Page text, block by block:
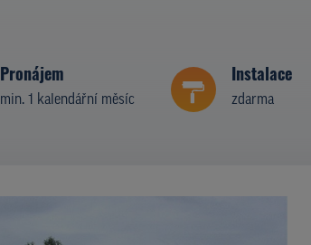
Pronájem
min. 1 kalendářní měsíc
Instalace
zdarma